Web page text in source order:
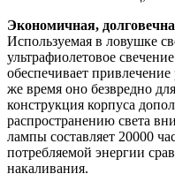
Экономичная,
Используемая в ловушке
ультрафиолетовое
обеспечивает
же время оно безвредно
конструкция корпуса
распространению света
лампы составляет 20000
потребляемой энергии
накаливания.